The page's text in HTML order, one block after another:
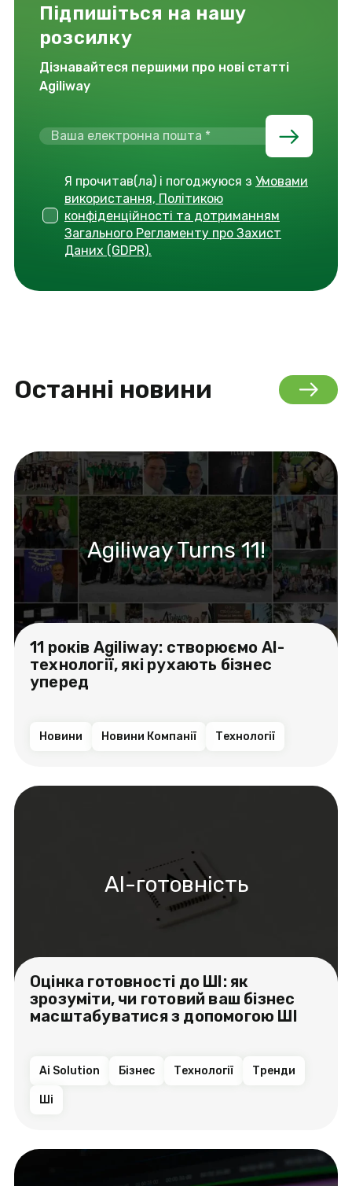
Підпишіться на нашу
розсилку
Дізнавайтеся першими про нові статті
Agiliway
Я прочитав(ла) і погоджуюся з Умовами
використання, Політикою
конфіденційності та дотриманням
Загального Регламенту про Захист
Даних (GDPR).
Останні новини
Agiliway Turns 11!
11 років Agiliway: створюємо AI-
технології, які рухають бізнес
уперед
Новини Новини Компанії Технології
AI-готовність
Оцінка готовності до ШІ: як
зрозуміти, чи готовий ваш бізнес
масштабуватися з допомогою ШІ
Ai Solution Бізнес Технології Тренди
Ші